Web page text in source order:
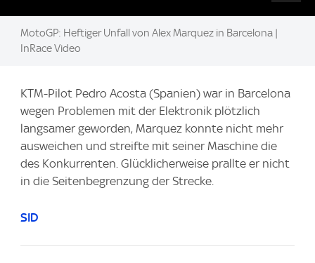
MotoGP: Heftiger Unfall von Alex Marquez in Barcelona |
InRace Video
KTM-Pilot Pedro Acosta (Spanien) war in Barcelona
wegen Problemen mit der Elektronik plötzlich
langsamer geworden, Marquez konnte nicht mehr
ausweichen und streifte mit seiner Maschine die
des Konkurrenten. Glücklicherweise prallte er nicht
in die Seitenbegrenzung der Strecke.
SID